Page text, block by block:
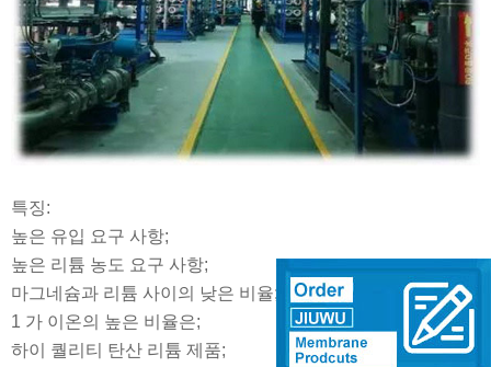
특징:
높은 유입 요구 사항;
높은 리튬 농도 요구 사항;
마그네슘과 리튬 사이의 낮은 비율;
1 가 이온의 높은 비율은;
하이 퀄리티 탄산 리튬 제품;